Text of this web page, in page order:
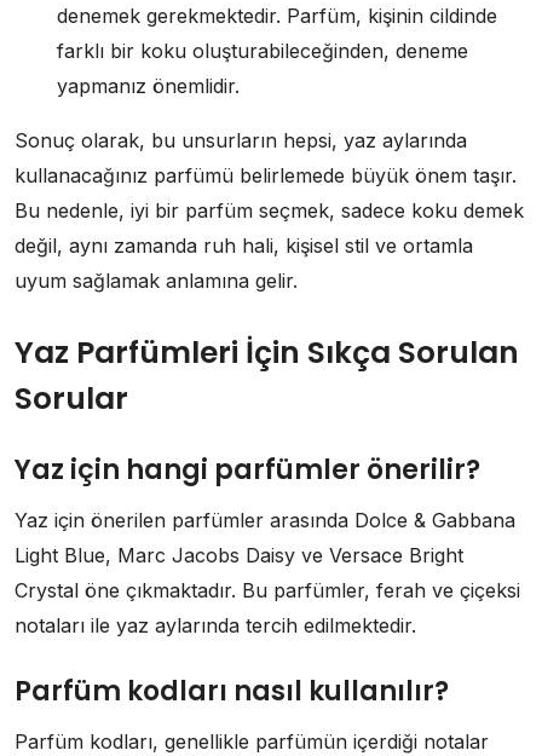
denemek gerekmektedir. Parfüm, kişinin cildinde
farklı bir koku oluşturabileceğinden, deneme
yapmanız önemlidir.
Sonuç olarak, bu unsurların hepsi, yaz aylarında
kullanacağınız parfümü belirlemede büyük önem taşır.
Bu nedenle, iyi bir parfüm seçmek, sadece koku demek
değil, aynı zamanda ruh hali, kişisel stil ve ortamla
uyum sağlamak anlamına gelir.
Yaz Parfümleri İçin Sıkça Sorulan
Sorular
Yaz için hangi parfümler önerilir?
Yaz için önerilen parfümler arasında Dolce & Gabbana
Light Blue, Marc Jacobs Daisy ve Versace Bright
Crystal öne çıkmaktadır. Bu parfümler, ferah ve çiçeksi
notaları ile yaz aylarında tercih edilmektedir.
Parfüm kodları nasıl kullanılır?
Parfüm kodları, genellikle parfümün içerdiği notalar